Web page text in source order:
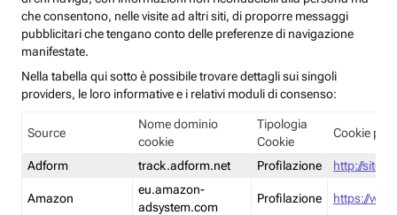
che consentono, nelle visite ad altri siti, di proporre messaggi
pubblicitari che tengano conto delle preferenze di navigazione
manifestate.
Nella tabella qui sotto è possibile trovare dettagli sui singoli
providers, le loro informative e i relativi moduli di consenso:
Source
Nome dominio
cookie
Tipologia
Cookie
Cookie
Adform track.adform.net Profilazione http://
Amazon
eu.amazon-
adsystem.com
Profilazione https://